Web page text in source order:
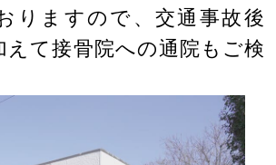
りますので、交通事故後
えて接骨院への通院もご検